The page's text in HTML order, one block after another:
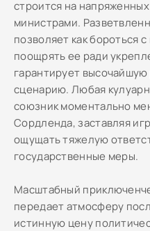
строится на
министрами.
позволяет как бороться
поощрять ее ради
гарантирует
сценарию. Любая
союзник моментально
Сордленда, заставляя
ощущать тяжелую
государственные меры.
Масштабный
передает атмосферу
истинную цену